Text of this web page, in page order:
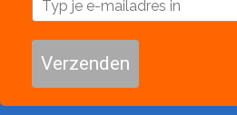
Verzenden